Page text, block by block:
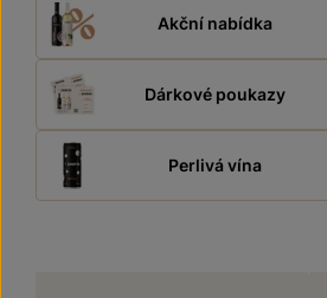
Akční nabídka
Dárkové poukazy
Perlivá vína